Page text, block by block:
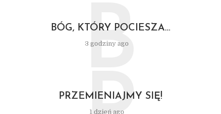
BÓG, KTÓRY POCIESZA…
3 godziny ago
B
PRZEMIENIAJMY SIĘ!
1 dzień ago